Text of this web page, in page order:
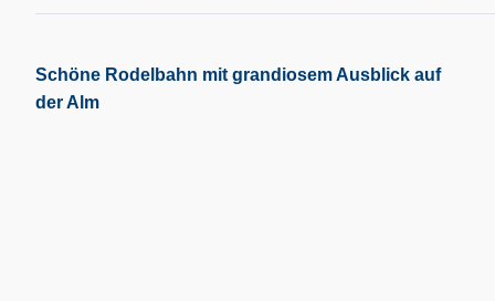
Schöne Rodelbahn mit grandiosem Ausblick auf
der Alm